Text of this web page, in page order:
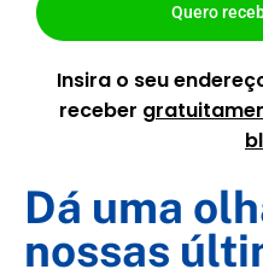
Quero
Insira o seu
receber
Dá uma
nossas